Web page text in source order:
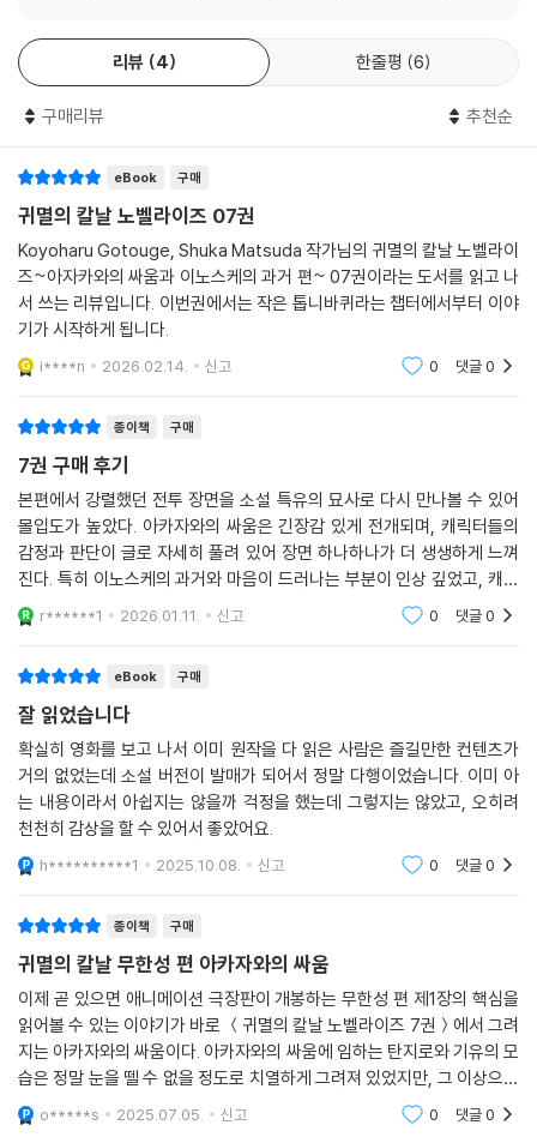
리뷰 4 한줄평 6
구매리뷰 추천순
eBook 구매
귀멸의 칼날 노벨라이즈 07권
Koyoharu Gotouge, Shuka Matsuda 작가님의 귀멸의 칼날 노벨라이
즈~아자카와의 싸움과 이노스케의 과거 편~ 07권이라는 도서를 읽고 나
서 쓰는 리뷰입니다. 이번권에서는 작은 톱니바퀴라는 챕터에서부터 이야
기가 시작하게 됩니다.
i****n 2026.02.14. 신고 0 댓글0
종이책 구매
7권 구매 후기
본편에서 강렬했던 전투 장면을 소설 특유의 묘사로 다시 만나볼 수 있어
몰입도가 높았다. 아카자와의 싸움은 긴장감 있게 전개되며, 캐릭터들의
감정과 판단이 글로 자세히 풀려 있어 장면 하나하나가 더 생생하게 느껴
진다. 특히 이노스케의 과거와 마음이 드러나는 부분이 인상 깊었고, 캐릭
터에 대한 이해도가 크게 높아졌다. 만화와 애니를 이미 본 독자라도 새로
운 감정으로 읽을
r******1 2026.01.11. 신고 0 댓글0
eBook 구매
잘 읽었습니다
확실히 영화를 보고 나서 이미 원작을 다 읽은 사람은 즐길만한 컨텐츠가
거의 없었는데 소설 버전이 발매가 되어서 정말 다행이었습니다. 이미 아
는 내용이라서 아쉽지는 않을까 걱정을 했는데 그렇지는 않았고, 오히려
천천히 감상을 할 수 있어서 좋았어요.
h**********1 2025.10.08. 신고 0 댓글0
종이책 구매
귀멸의 칼날 무한성 편 아카자와의 싸움
이제 곧 있으면 애니메이션 극장판이 개봉하는 무한성 편 제1장의 핵심을
읽어볼 수 있는 이야기가 바로 ＜귀멸의 칼날 노벨라이즈 7권＞에서 그려
지는 아카자와의 싸움이다. 아카자와의 싸움에 임하는 탄지로와 기유의 모
습은 정말 눈을 뗄 수 없을 정도로 치열하게 그려져 있었지만, 그 이상으로
우리가 이 이야기에 가슴으로 반할 수 있었던 이유는 아카자가 가진 사연
에 있었다. 이
o*****s 2025.07.05. 신고 0 댓글0